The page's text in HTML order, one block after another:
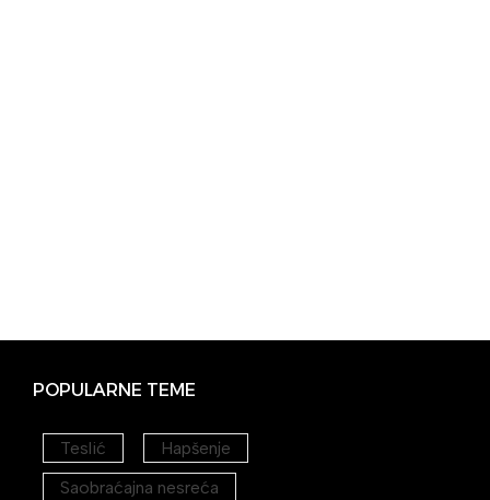
POPULARNE TEME
Teslić
Hapšenje
Saobraćajna nesreća